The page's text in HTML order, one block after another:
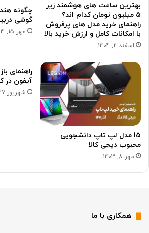
بهترین ساعت های هوشمند زیر
۵ میلیون تومان کدام اند؟
راهنمای خرید مدل های پرفروش
با امکانات کامل و ارزش خرید بالا
اسفند 2, 1404
چگونه
گوشی
مهر 15, 1403
15 مدل لپ تاپ دانشجویی
محبوب دیجی کالا
مهر 8, 1403
راهنمای
آیفون در
شهریور 27, 1403
همکاری با ما